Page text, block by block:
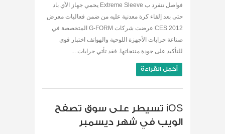
فواصل تنفرد ب Extreme Sleeve يحمي جهاز الآي باد
حتى بعد إلقاء كرة معدنية عليه من ضمن فعاليات معرض
CES 2012 عرضت شركات G-FORM المتخصصة في
صناعة جرابات الأجهزة اللوحية والهواتف اختبار قوي
للتأكيد على جودة منتجاتها. فقد تأتي جرابات ...
أكمل القراءة
iOS تسيطر على سوق تصفح
الويب في شهر ديسمبر